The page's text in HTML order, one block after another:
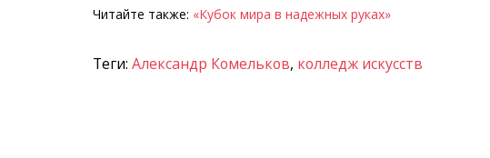
Читайте также: «Кубок мира в надежных руках»
Теги: Александр Комельков, колледж искусств